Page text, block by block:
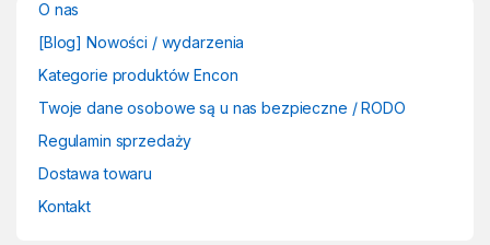
O nas
[Blog] Nowości / wydarzenia
Kategorie produktów Encon
Twoje dane osobowe są u nas bezpieczne / RODO
Regulamin sprzedaży
Dostawa towaru
Kontakt